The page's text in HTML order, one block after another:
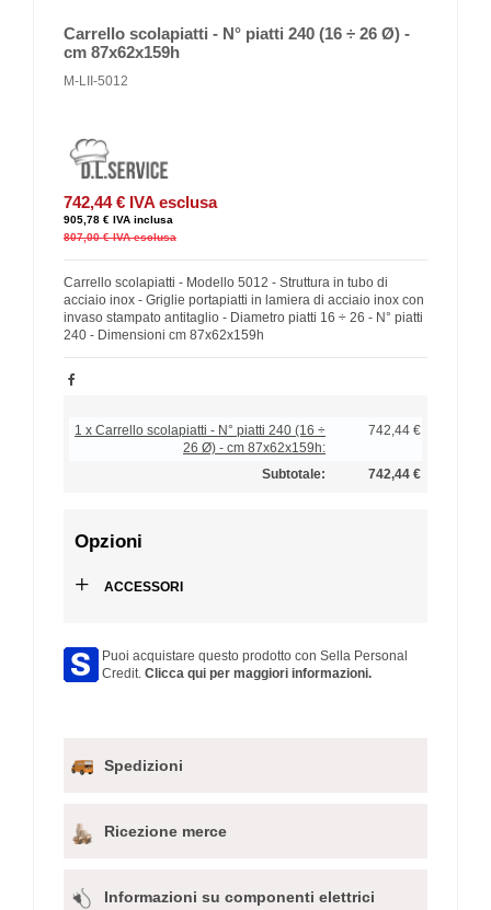
Carrello scolapiatti - N° piatti 240 (16 ÷ 26 Ø) -
cm 87x62x159h
M-LII-5012
742,44 € IVA esclusa
905,78 € IVA inclusa
807,00 € IVA esclusa
Carrello scolapiatti - Modello 5012 - Struttura in tubo di
acciaio inox - Griglie portapiatti in lamiera di acciaio inox con
invaso stampato antitaglio - Diametro piatti 16 ÷ 26 - N° piatti
240 - Dimensioni cm 87x62x159h
1 x Carrello scolapiatti - N° piatti 240 (16 ÷
26 Ø) - cm 87x62x159h:
742,44 €
Subtotale: 742,44 €
Opzioni
+ ACCESSORI
Puoi acquistare questo prodotto con Sella Personal
Credit. Clicca qui per maggiori informazioni.
Spedizioni
Ricezione merce
Informazioni su componenti elettrici